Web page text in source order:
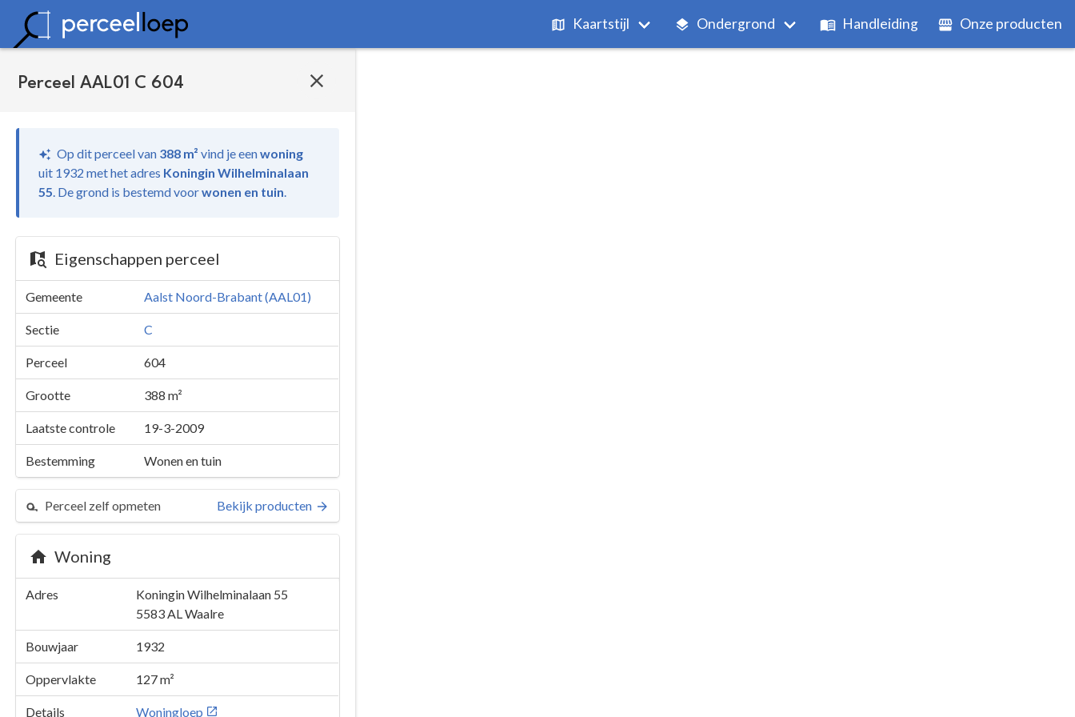
Kaartstijl Ondergrond Handleiding Onze producten
Perceel AAL01 C 604
Op dit perceel van 388 m² vind jeeenwoning
uit 1932 met het adres Koningin Wilhelminalaan
55. De grond is bestemd voorwonen en tuin.
Eigenschappen perceel
Gemeente Aalst Noord-Brabant (AAL01)
Sectie C
Perceel 604
Grootte 388 m²
Laatste controle 19-3-2009
Bestemming Wonen en tuin
Perceel zelf opmeten Bekijk producten
Woning
Adres
Koningin Wilhelminalaan 55
5583 ALWaalre
Bouwjaar 1932
Oppervlakte 127 m²
Details Woningloep